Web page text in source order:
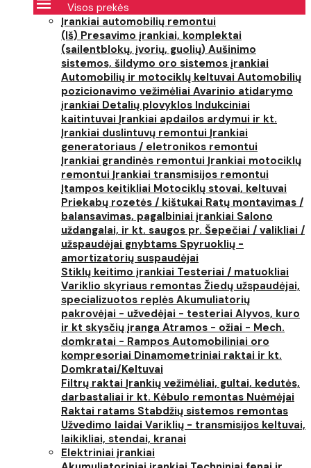
Visos prekės
Įrankiai automobilių remontui
(Iš) Presavimo įrankiai, komplektai
(sailentblokų, įvorių, guolių) Aušinimo
sistemos, šildymo oro sistemos įrankiai
Automobilių ir motociklų keltuvai Automobilių
pozicionavimo vežimėliai Avarinio atidarymo
įrankiai Detalių plovyklos Indukciniai
kaitintuvai Įrankiai apdailos ardymui ir kt.
Įrankiai duslintuvų remontui Įrankiai
generatoriaus / eletronikos remontui
Įrankiai grandinės remontui Įrankiai motociklų
remontui Įrankiai transmisijos remontui
Įtampos keitikliai Motociklų stovai, keltuvai
Priekabų rozetės / kištukai Ratų montavimas /
balansavimas, pagalbiniai įrankiai Salono
uždangalai, ir kt. saugos pr. Šepečiai / valikliai /
užspaudėjai gnybtams Spyruoklių -
amortizatorių suspaudėjai
Stiklų keitimo įrankiai Testeriai / matuokliai
Variklio skyriaus remontas Žiedų užspaudėjai,
specializuotos replės Akumuliatorių
pakrovėjai - užvedėjai - testeriai Alyvos, kuro
ir kt skysčių įranga Atramos - ožiai - Mech.
domkratai - Rampos Automobiliniai oro
kompresoriai Dinamometriniai raktai ir kt.
Domkratai/Keltuvai
Filtrų raktai Įrankių vežimėliai, gultai, kedutės,
darbastaliai ir kt. Kėbulo remontas Nuėmėjai
Raktai ratams Stabdžių sistemos remontas
Užvedimo laidai Variklių - transmisijos keltuvai,
laikikliai, stendai, kranai
Elektriniai įrankiai